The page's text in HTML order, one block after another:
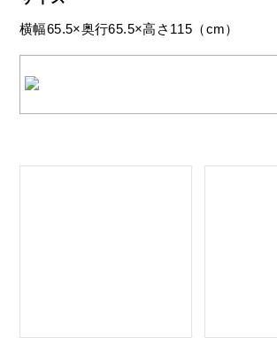
横幅65.5×奥行65.5×高さ115（cm）